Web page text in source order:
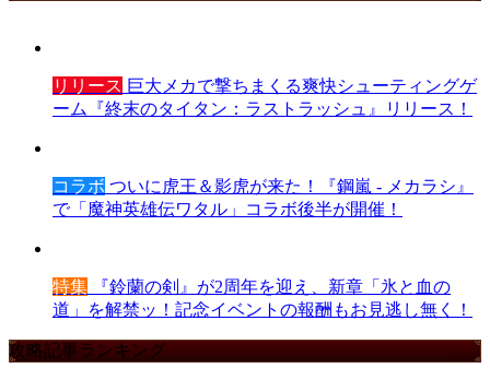
リリース 巨大メカで撃ちまくる爽快シューティングゲ
ーム『終末のタイタン：ラストラッシュ』リリース！
コラボ ついに虎王＆影虎が来た！『鋼嵐 - メカラシ』
で「魔神英雄伝ワタル」コラボ後半が開催！
特集 『鈴蘭の剣』が2周年を迎え、新章「氷と血の
道」を解禁ッ！記念イベントの報酬もお見逃し無く！
攻略記事ランキング